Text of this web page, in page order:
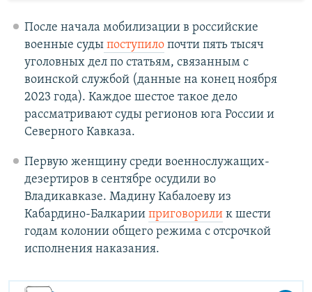
После начала мобилизации в российские
военные судыпоступилопочти пять тысяч
уголовных дел по статьям, связанным с
воинской службой (данные на конец ноября
2023 года). Каждое шестое такое дело
рассматривают суды регионов юга России и
Северного Кавказа.
Первую женщину среди военнослужащих-
дезертиров в сентябре осудили во
Владикавказе. Мадину Кабалоеву из
Кабардино-Балкарии приговорилик шести
годам колонии общего режима с отсрочкой
исполнения наказания.